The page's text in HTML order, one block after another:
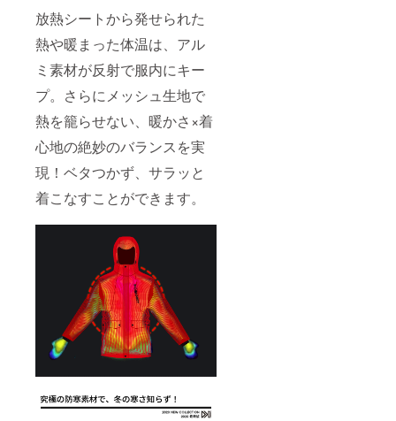
放熱シートから発せられた
熱や暖まった体温は、アル
ミ素材が反射で服内にキー
プ。さらにメッシュ生地で
熱を籠らせない、暖かさ×着
心地の絶妙のバランスを実
現！ベタつかず、サラッと
着こなすことができます。